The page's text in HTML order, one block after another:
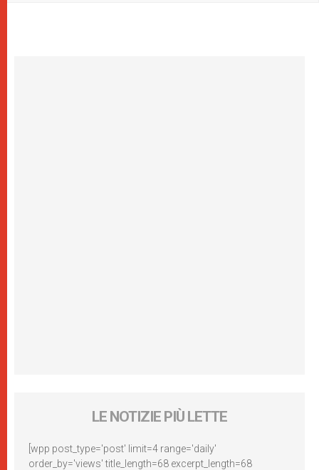
LE NOTIZIE PIÙ LETTE
[wpp post_type='post' limit=4 range='daily'
order_by='views' title_length=68 excerpt_length=68